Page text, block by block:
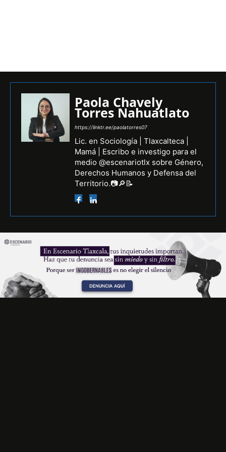
Paola Chavely
Torres Nahuatlato
https://linktr.ee/paolatorres07
Lic. en Sociología | Tlaxcalteca |
Mamá | Escribo e investigo para el
medio @escenariotlx sobre Género,
Derechos Humanos y Defensa del
Territorio.📷🔎📝